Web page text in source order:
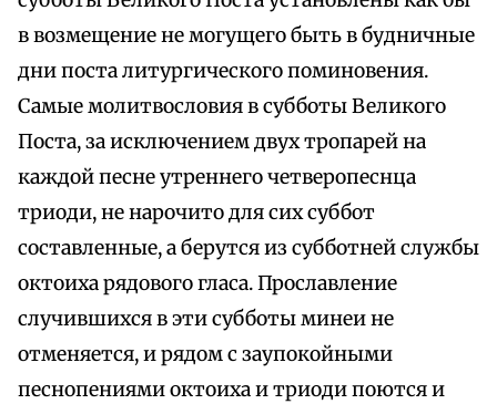
в возмещение не могущего быть в будничные
дни поста литургического поминовения.
Самые молитвословия в субботы Великого
Поста, за исключением двух тропарей на
каждой песне утреннего четверопеснца
триоди, не нарочито для сих суббот
составленные, а берутся из субботней службы
октоиха рядового гласа. Прославление
случившихся в эти субботы минеи не
отменяется, и рядом с заупокойными
песнопениями октоиха и триоди поются и